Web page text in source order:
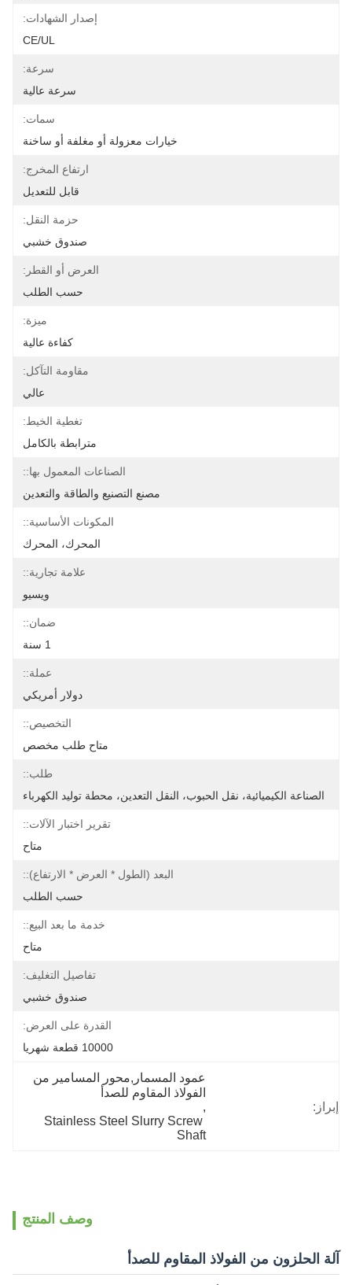
إصدار الشهادات:
CE/UL
سرعة:
سرعة عالية
سمات:
خيارات معزولة أو مغلفة أو ساخنة
ارتفاع المخرج:
قابل للتعديل
حزمة النقل:
صندوق خشبي
العرض أو القطر:
حسب الطلب
ميزة:
كفاءة عالية
مقاومة التآكل:
عالي
تغطية الخيط:
مترابطة بالكامل
الصناعات المعمول بها::
مصنع التصنيع والطاقة والتعدين
المكونات الأساسية::
المحرك، المحرك
علامة تجارية::
ويسيو
ضمان::
عملة::
دولار أمريكي
التخصيص::
متاح طلب مخصص
طلب::
الصناعة الكيميائية، نقل الحبوب، النقل التعدين، محطة توليد الكهرباء
تقرير اختبار الآلات::
متاح
البعد (الطول * العرض * الارتفاع)::
حسب الطلب
خدمة ما بعد البيع::
متاح
تفاصيل التغليف:
صندوق خشبي
القدرة على العرض:
10000 قطعة شهريا
إبراز:
عمود المسمار,محور المسامير من
الفولاذ المقاوم للصدأ
,
Stainless Steel Slurry Screw
Shaft
وصف المنتج
آلة الحلزون من الفولاذ المقاوم للصدأ